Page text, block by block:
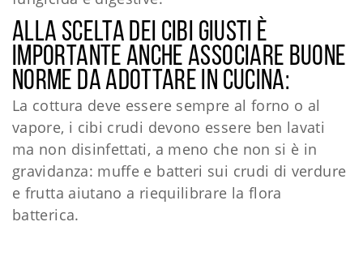
Alla scelta dei cibi giusti è
importante anche associare buone
norme da adottare in cucina:
La cottura deve essere sempre al forno o al
vapore, i cibi crudi devono essere ben lavati
ma non disinfettati, a meno che non si è in
gravidanza: muffe e batteri sui crudi di verdure
e frutta aiutano a riequilibrare la flora
batterica.